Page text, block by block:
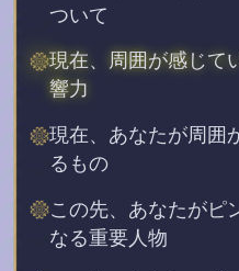
ついて
現在、周囲が感じて
響力
現在、あなたが周囲
るもの
この先、あなたがピ
なる重要人物